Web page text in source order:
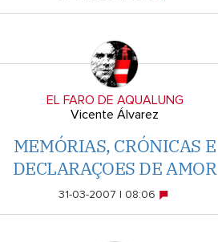
EL FARO DE AQUALUNG
Vicente Álvarez
MEMÓRIAS, CRÓNICAS E
DECLARAÇOES DE AMOR
31-03-2007 | 08:06